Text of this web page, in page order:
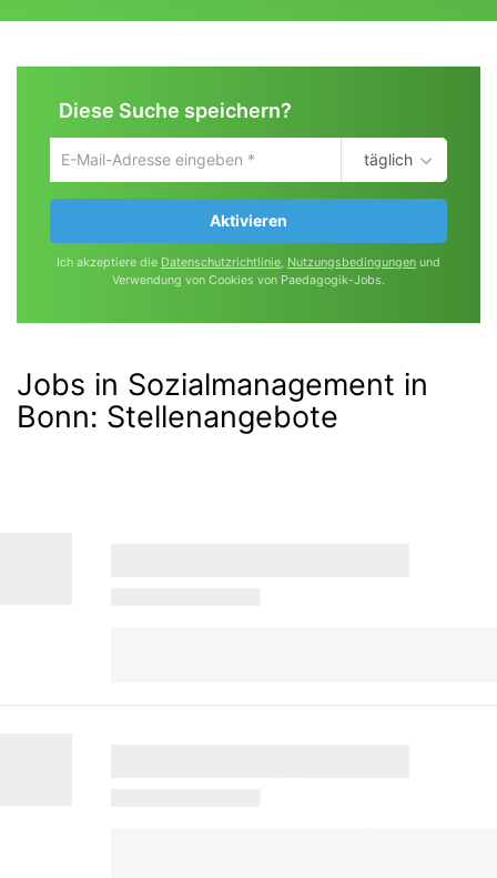
Diese Suche speichern?
Um
die
aktuelle
zu
speichern
deine
ein
täglich
Aktivieren
Ich akzeptiere die Datenschutzrichtlinie, Nutzungsbedingungen und
Verwendung von Cookies von Paedagogik-Jobs.
Jobs in Sozialmanagement in
Bonn: Stellenangebote